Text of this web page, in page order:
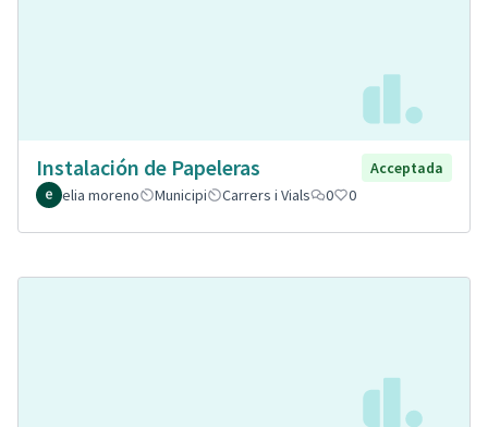
Instalación de Papeleras
Acceptada
elia moreno
Municipi Carrers i Vials 0 0